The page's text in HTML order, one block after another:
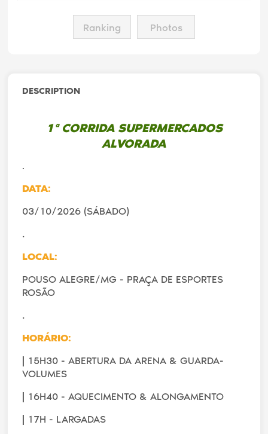
Ranking Photos
DESCRIPTION
1ª CORRIDA SUPERMERCADOS
ALVORADA
.
DATA:
03/10/2026 (SÁBADO)
.
LOCAL:
POUSO ALEGRE/MG - PRAÇA DE ESPORTES
ROSÃO
.
HORÁRIO:
| 15H30 - ABERTURA DA ARENA & GUARDA-
VOLUMES
| 16H40 - AQUECIMENTO & ALONGAMENTO
| 17H - LARGADAS